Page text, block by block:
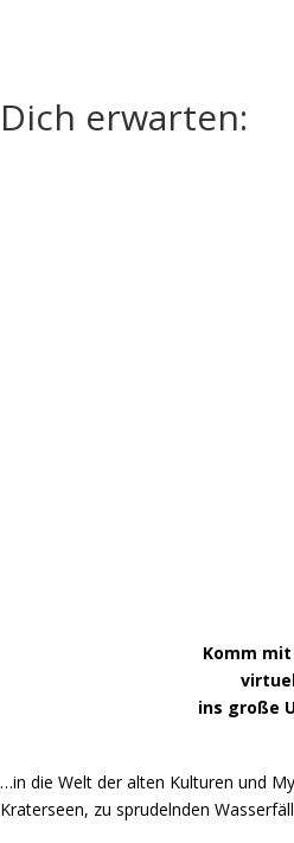
Dich erwarten:
Komm
ins große
…in die Welt der alten Kulturen und
Kraterseen, zu sprudelnden